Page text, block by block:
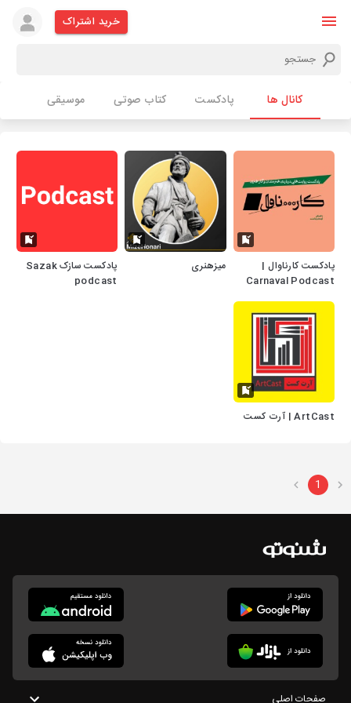
خرید اشتراک
کانال ها پادکست کتاب صوتی موسیقی
پادکست کارناوال |
Carnaval Podcast
میزهنری
پادکست سازک Sazak
podcast
ArtCast | آرت کست
1
صفحات اصلی